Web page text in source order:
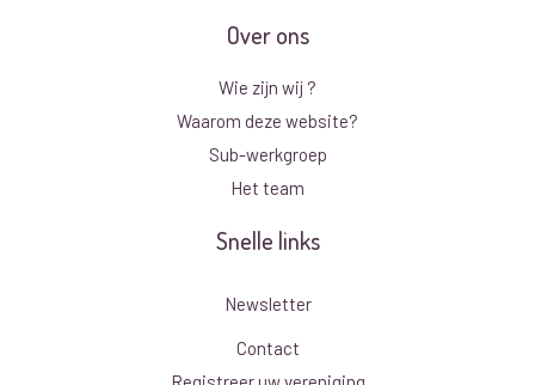
Over ons
Wie zijn wij ?
Waarom deze website?
Sub-werkgroep
Het team
Snelle links
Newsletter
Contact